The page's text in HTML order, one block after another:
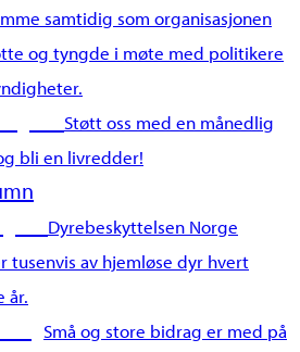
samtidig som organisasjonen
og tyngde i møte med politikere
Støtt oss med en månedlig
bli en livredder!
Dyrebeskyttelsen Norge
tusenvis av hjemløse dyr hvert
år.
Små og store bidrag er med på